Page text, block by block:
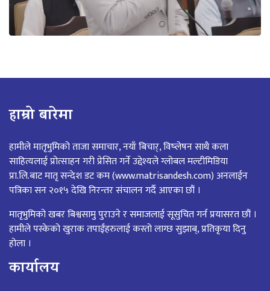
हाम्रो बारेमा
हामीले मातृभुमिको ताजा समाचार, नयाँ बिचार्, विष्लेषन साथै कला
साहित्यलाई प्रोत्साहन गरी प्रेसित गर्ने उद्देश्यले ग्लोबल मल्टीमिडिया
प्रा.लि.बाट मातृ सन्देश डट कम (www.matrisandesh.com) अनलाईन
पत्रिका सन २०१५ देखि निरन्तर संचालन गर्दै आएका छौं ।
मातृभुमिको खबर बिश्वसामु पुराउने र समाजलाई सूसुचित गर्न प्रयासरत छौं ।
हामीले पस्केको खुराक तपाईंहरुलाई कस्तो लाग्छ सुझाब्, प्रतिकृया दिनु
होला ।
कार्यालय